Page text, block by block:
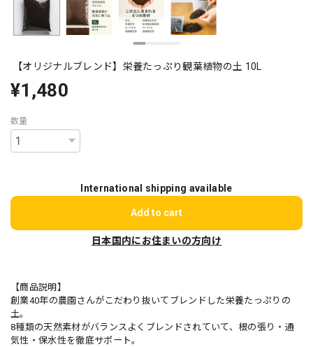
【オリジナルブレンド】栄養たっぷり観葉植物の土 10L
¥1,480
数量
International shipping available
Add to cart
日本国内にお住まいの方向け
【商品説明】
創業40年の農園さんがこだわり抜いてブレンドした栄養たっぷりの
土。
8種類の天然素材がバランスよくブレンドされていて、根の張り・通
気性・保水性を徹底サポート。